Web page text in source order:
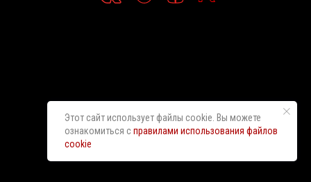
Этот сайт использует файлы cookie. Вы можете
ознакомиться справилами использования файлов
cookie